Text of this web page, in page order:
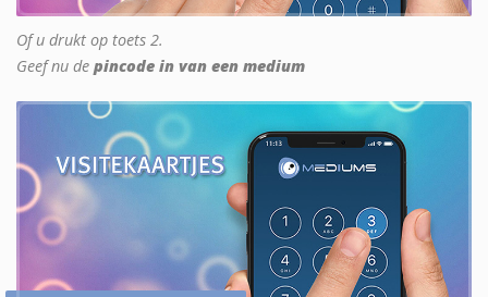
Of u drukt op toets 2.
Geef nu de pincode in van een medium